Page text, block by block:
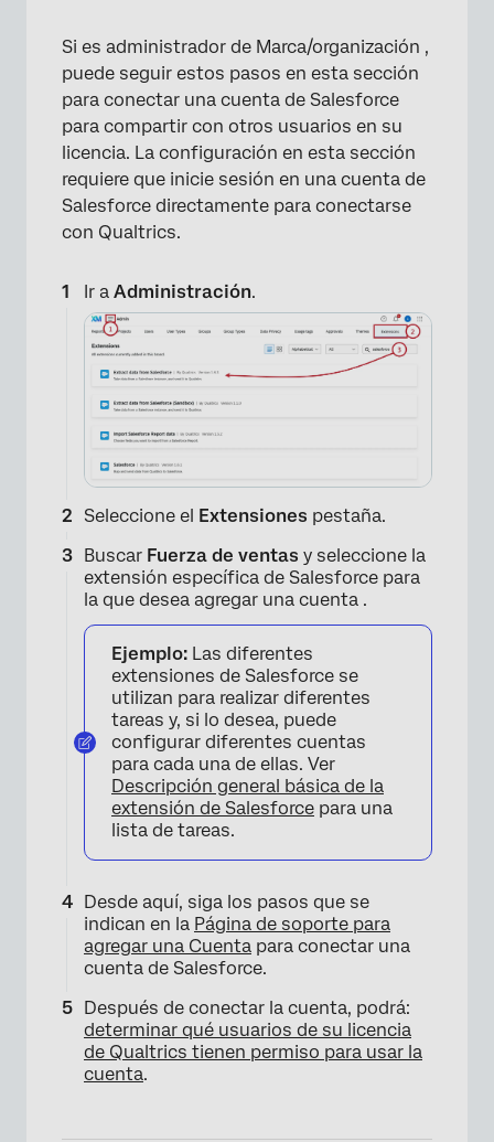
Si es administrador de Marca/organización ,
puede seguir estos pasos en esta sección
para conectar una cuenta de Salesforce
para compartir con otros usuarios en su
licencia. La configuración en esta sección
requiere que inicie sesión en una cuenta de
Salesforce directamente para conectarse
con Qualtrics.
Ir a Administración.
Seleccione el Extensiones pestaña.
Buscar Fuerza de ventas y seleccione la
extensión específica de Salesforce para
la que desea agregar una cuenta .
Ejemplo: Las diferentes
extensiones de Salesforce se
utilizan para realizar diferentes
tareas y, si lo desea, puede
configurar diferentes cuentas
para cada una de ellas. Ver
Descripción general básica de la
extensión de Salesforce para una
lista de tareas.
Desde aquí, siga los pasos que se
indican en la Página de soporte para
agregar una Cuenta para conectar una
cuenta de Salesforce.
Después de conectar la cuenta, podrá:
determinar qué usuarios de su licencia
de Qualtrics tienen permiso para usar la
cuenta.